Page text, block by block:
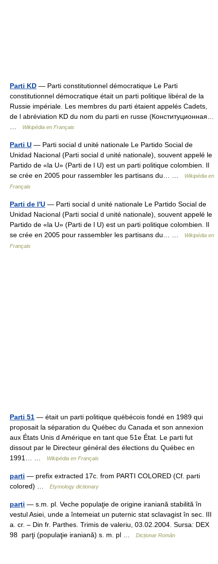
Parti KD — Parti constitutionnel démocratique Le Parti
constitutionnel démocratique était un parti politique libéral de la
Russie impériale. Les membres du parti étaient appelés Cadets,
de l abréviation KD du nom du parti en russe (Конституционная…
Wikipédia en Français
Parti U — Parti social d unité nationale Le Partido Social de
Unidad Nacional (Parti social d unité nationale), souvent appelé le
Partido de «la U» (Parti de l U) est un parti politique colombien. Il
se crée en 2005 pour rassembler les partisans du… …
Wikipédia en
Français
Parti de l'U — Parti social d unité nationale Le Partido Social de
Unidad Nacional (Parti social d unité nationale), souvent appelé le
Partido de «la U» (Parti de l U) est un parti politique colombien. Il
se crée en 2005 pour rassembler les partisans du… …
Wikipédia en
Français
Parti 51 — était un parti politique québécois fondé en 1989 qui
proposait la séparation du Québec du Canada et son annexion
aux États Unis d Amérique en tant que 51e État. Le parti fut
dissout par le Directeur général des élections du Québec en
1991… …
Wikipédia en Français
parti — prefix extracted 17c. from PARTI COLORED (Cf. parti
colored) …
Etymology dictionary
parţi — s.m. pl. Veche populaţie de origine iraniană stabilită în
vestul Asiei, unde a întemeiat un puternic stat sclavagist în sec. III
a. cr. – Din fr. Parthes. Trimis de valeriu, 03.02.2004. Sursa: DEX
98 parţi (populaţie iraniană) s. m. pl …
Dicționar Român